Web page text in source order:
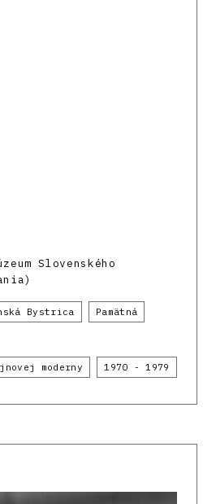
Slovenského
Bystrica Pamätná
moderny 1970 - 1979